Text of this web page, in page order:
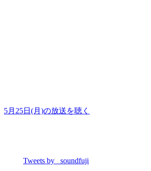
5月25日(月)の放送を聴く
Tweets by _soundfuji